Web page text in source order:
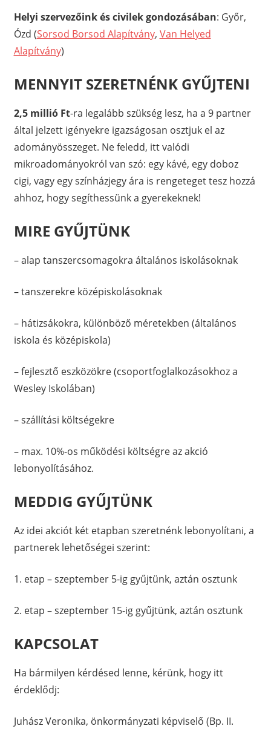
Helyi szervezőink és civilek gondozásában: Győr,
Ózd (Sorsod Borsod Alapítvány, Van Helyed
Alapítvány)
MENNYIT SZERETNÉNK GYŰJTENI
2,5 millió Ft-ra legalább szükség lesz, ha a 9 partner
által jelzett igényekre igazságosan osztjuk el az
adományösszeget. Ne feledd, itt valódi
mikroadományokról van szó: egy kávé, egy doboz
cigi, vagy egy színházjegy ára is rengeteget tesz hozzá
ahhoz, hogy segíthessünk a gyerekeknek!
MIRE GYŰJTÜNK
– alap tanszercsomagokra általános iskolásoknak
– tanszerekre középiskolásoknak
– hátizsákokra, különböző méretekben (általános
iskola és középiskola)
– fejlesztő eszközökre (csoportfoglalkozásokhoz a
Wesley Iskolában)
– szállítási költségekre
– max. 10%-os működési költségre az akció
lebonyolításához.
MEDDIG GYŰJTÜNK
Az idei akciót két etapban szeretnénk lebonyolítani, a
partnerek lehetőségei szerint:
1. etap – szeptember 5-ig gyűjtünk, aztán osztunk
2. etap – szeptember 15-ig gyűjtünk, aztán osztunk
KAPCSOLAT
Ha bármilyen kérdésed lenne, kérünk, hogy itt
érdeklődj:
Juhász Veronika, önkormányzati képviselő (Bp. II.